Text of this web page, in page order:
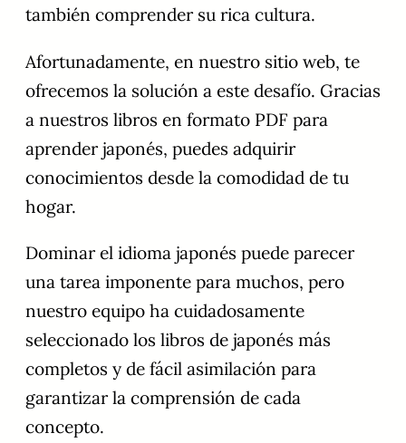
también comprender su rica cultura.
Afortunadamente, en nuestro sitio web, te
ofrecemos la solución a este desafío. Gracias
a nuestros libros en formato PDF para
aprender japonés, puedes adquirir
conocimientos desde la comodidad de tu
hogar.
Dominar el idioma japonés puede parecer
una tarea imponente para muchos, pero
nuestro equipo ha cuidadosamente
seleccionado los libros de japonés más
completos y de fácil asimilación para
garantizar la comprensión de cada
concepto.